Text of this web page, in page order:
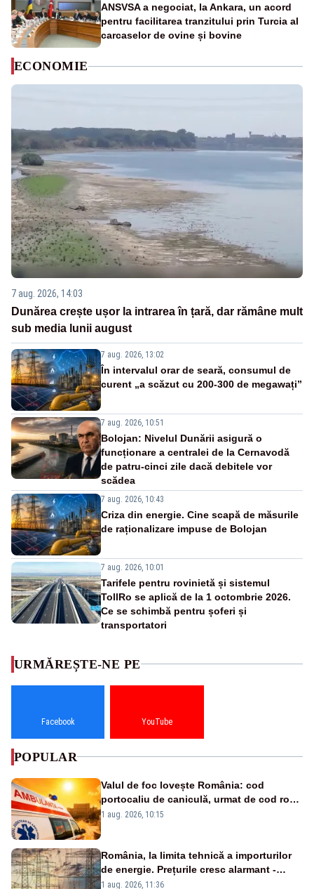
ANSVSA a negociat, la Ankara, un acord
pentru facilitarea tranzitului prin Turcia al
carcaselor de ovine și bovine
ECONOMIE
7 aug. 2026, 14:03
Dunărea crește ușor la intrarea în țară, dar rămâne mult
sub media lunii august
7 aug. 2026, 13:02
În intervalul orar de seară, consumul de
curent „a scăzut cu 200-300 de megawați”
7 aug. 2026, 10:51
Bolojan: Nivelul Dunării asigură o
funcționare a centralei de la Cernavodă
de patru-cinci zile dacă debitele vor
scădea
7 aug. 2026, 10:43
Criza din energie. Cine scapă de măsurile
de raționalizare impuse de Bolojan
7 aug. 2026, 10:01
Tarifele pentru rovinietă și sistemul
TollRo se aplică de la 1 octombrie 2026.
Ce se schimbă pentru șoferi și
transportatori
URMĂREȘTE-NE PE
Facebook YouTube
POPULAR
Valul de foc lovește România: cod
portocaliu de caniculă, urmat de cod roșu
duminică. Temperaturile urcă spre 40°C
1 aug. 2026, 10:15
România, la limita tehnică a importurilor
de energie. Prețurile cresc alarmant -
Analiză Realitatea Plus
1 aug. 2026, 11:36